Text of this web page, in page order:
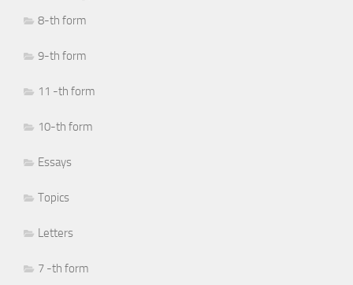
8-th form
9-th form
11 -th form
10-th form
Essays
Topics
Letters
7 -th form